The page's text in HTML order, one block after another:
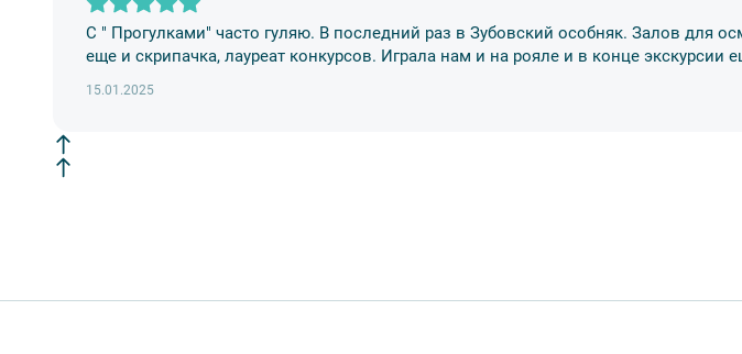
9. На ряд экскурсий туроператор предоставляет в аренду аудиооборудование.
сохранность оборудования во время проведения экскурсионной программы
экскурсанта. В случае утери или порчи оборудования экскурсант обязан
интерьеры могут быть недоступны по решению руководства объекта.
С " Прогулками" часто гуляю. В последний раз в Зубовский особняк. Залов для
еще и скрипачка, лауреат конкурсов. Играла нам и на рояле и в конце
15.01.2025